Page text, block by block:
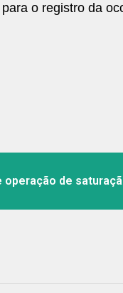
o registro da
operação de